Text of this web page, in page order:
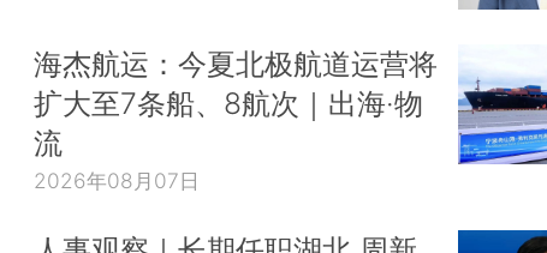
海杰航运：今夏北极航道运营将
扩大至7条船、8航次｜出海·物
流
2026年08月07日